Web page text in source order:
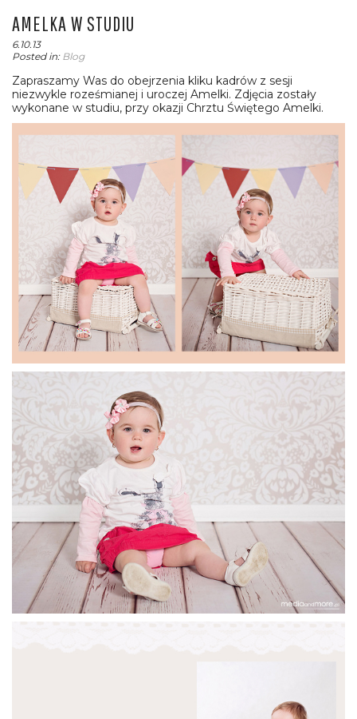
AMELKA W STUDIU
6.10.13
Posted in: Blog
Zapraszamy Was do obejrzenia kliku kadrów z sesji
niezwykle roześmianej i uroczej Amelki. Zdjęcia zostały
wykonane w studiu, przy okazji Chrztu Świętego Amelki.